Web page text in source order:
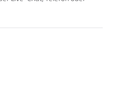
und Dämmung (EPS
muss das Heizrohr nicht
aus Aluminium sorgen so